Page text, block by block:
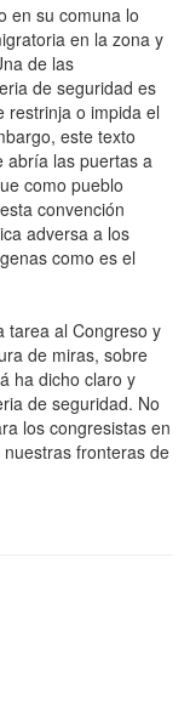
en su comuna lo
en la zona y
de las
de seguridad es
restrinja o impida el
este texto
abría las puertas a
como pueblo
convención
adversa a los
como es el
tarea al Congreso y
de miras, sobre
ha dicho claro y
de seguridad. No
los congresistas en
fronteras de